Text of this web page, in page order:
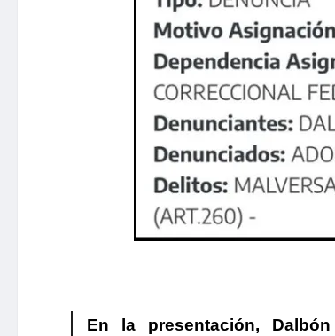
En la presentación, Dalbón